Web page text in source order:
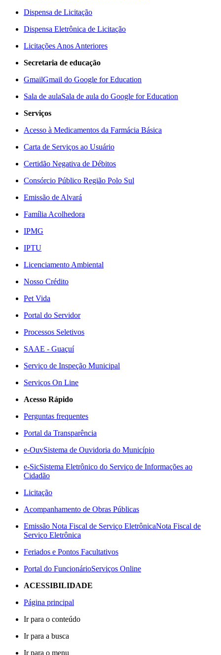
Dispensa de Licitação
Dispensa Eletrônica de Licitação
Licitações Anos Anteriores
Secretaria de educação
GmailGmail do Google for Education
Sala de aulaSala de aula do Google for Education
Serviços
Acesso à Medicamentos da Farmácia Básica
Carta de Serviços ao Usuário
Certidão Negativa de Débitos
Consórcio Público Região Polo Sul
Emissão de Alvará
Família Acolhedora
IPMG
IPTU
Licenciamento Ambiental
Nosso Crédito
Pet Vida
Portal do Servidor
Processos Seletivos
SAAE - Guaçuí
Serviço de Inspeção Municipal
Serviços On Line
Acesso Rápido
Perguntas frequentes
Portal da Transparência
e-OuvSistema de Ouvidoria do Município
e-SicSistema Eletrônico do Serviço de Informações ao
Cidadão
Licitação
Acompanhamento de Obras Públicas
Emissão Nota Fiscal de Serviço EletrônicaNota Fiscal de
Serviço Eletrônica
Feriados e Pontos Facultativos
Portal do FuncionárioServiços Online
ACESSIBILIDADE
Página principal
Ir para o conteúdo
Ir para a busca
Ir para o menu